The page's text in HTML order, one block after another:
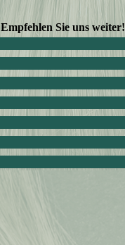
Empfehlen Sie uns weiter!